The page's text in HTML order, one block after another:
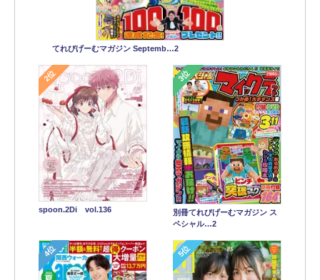
てれびげーむマガジン Septemb…2
2位
spoon.2Di vol.136
3位
別冊てれびげーむマガジン ス
ペシャル…2
4位 5位